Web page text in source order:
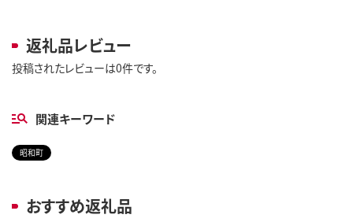
返礼品レビュー
投稿されたレビューは0件です。
関連キーワード
昭和町
おすすめ返礼品